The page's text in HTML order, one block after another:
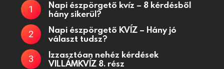
Napi észpörgető kvíz – 8 kérdésből
hány sikerül?
Napi észpörgető KVÍZ – Hány jó
választ tudsz?
Izzasztóan nehéz kérdések
VILLÁMKVÍZ 8. rész